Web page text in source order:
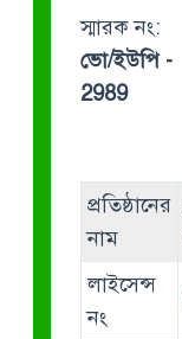
স্মারক নং:
ভো/ইউপি -
2989
প্রতিষ্ঠানের
নাম
লাইসেন্স
নং